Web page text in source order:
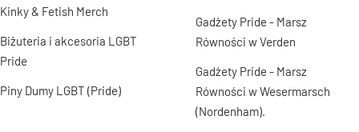
Kinky & Fetish Merch
Biżuteria i akcesoria LGBT
Pride
Piny Dumy LGBT (Pride)
Gadżety Pride - Marsz
Równości w Verden
Gadżety Pride - Marsz
Równości w Wesermarsch
(Nordenham).